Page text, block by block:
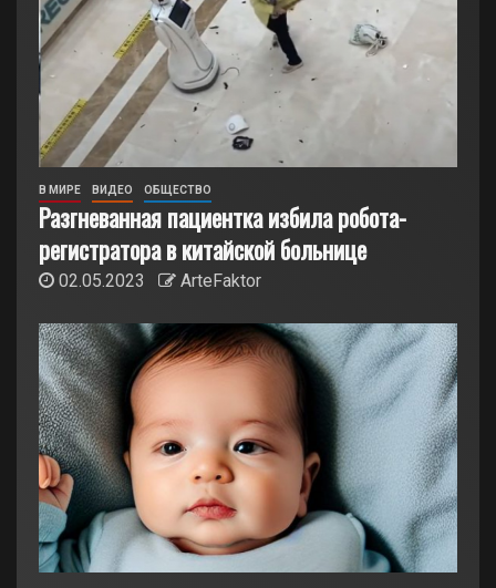
В МИРЕ ВИДЕО ОБЩЕСТВО
Разгневанная пациентка избила робота-
регистратора в китайской больнице
02.05.2023 ArteFaktor